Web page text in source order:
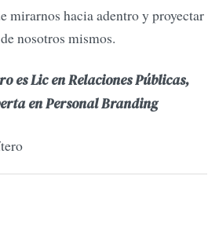
mirarnos hacia adentro y proyectar
nosotros mismos.
esLic en Relaciones Públicas,
en Personal Branding